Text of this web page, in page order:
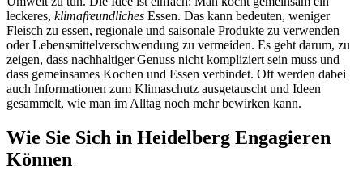
leckeres, klimafreundliches Essen. Das kann bedeuten, weniger
Fleisch zu essen, regionale und saisonale Produkte zu verwenden
oder Lebensmittelverschwendung zu vermeiden. Es geht darum, zu
zeigen, dass nachhaltiger Genuss nicht kompliziert sein muss und
dass gemeinsames Kochen und Essen verbindet. Oft werden dabei
auch Informationen zum Klimaschutz ausgetauscht und Ideen
gesammelt, wie man im Alltag noch mehr bewirken kann.
Wie Sie Sich in Heidelberg Engagieren
Können